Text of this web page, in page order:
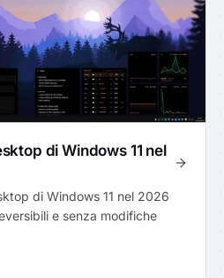
di Windows 11 nel
di Windows 11 nel 2026
e senza modifiche